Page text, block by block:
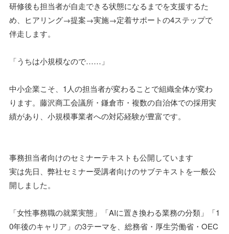
研修後も担当者が自走できる状態になるまでを支援するた
め、ヒアリング→提案→実施→定着サポートの4ステップで
伴走します。
「うちは小規模なので……」
中小企業こそ、1人の担当者が変わることで組織全体が変わ
ります。藤沢商工会議所・鎌倉市・複数の自治体での採用実
績があり、小規模事業者への対応経験が豊富です。
事務担当者向けのセミナーテキストも公開しています
実は先日、弊社セミナー受講者向けのサブテキストを一般公
開しました。
「女性事務職の就業実態」「AIに置き換わる業務の分類」「1
0年後のキャリア」の3テーマを、総務省・厚生労働省・OEC